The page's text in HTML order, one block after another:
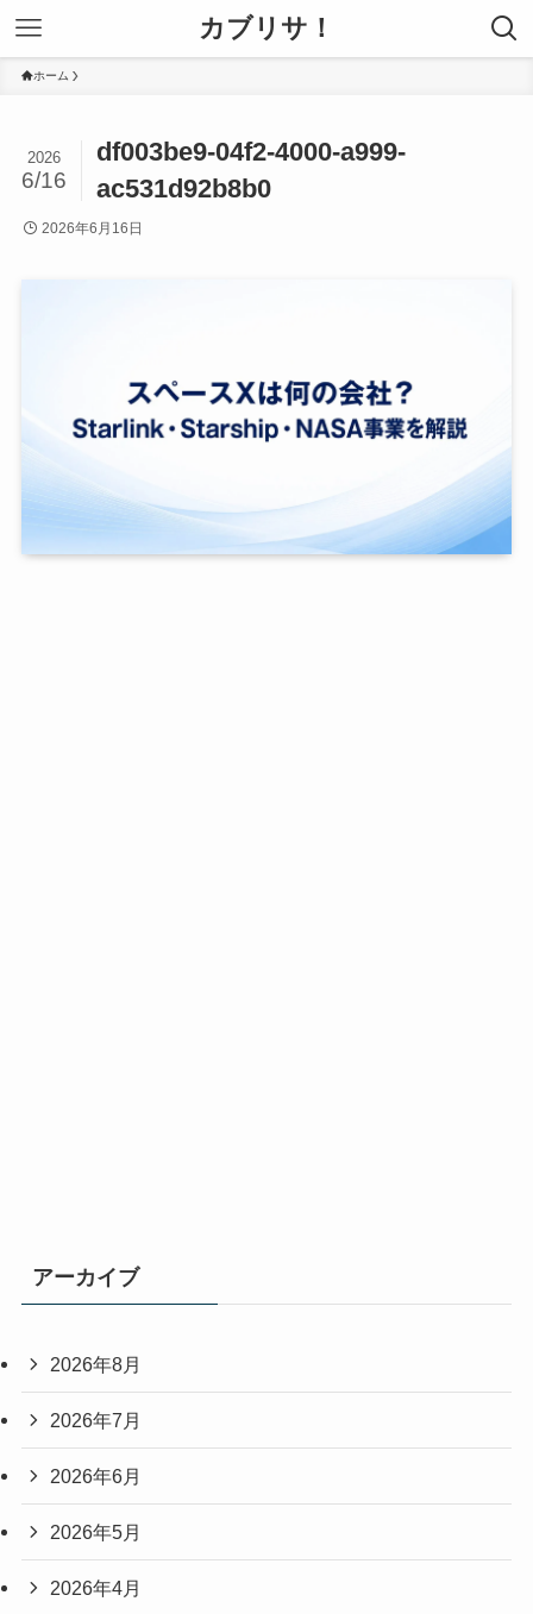
カブリサ！
ホーム
df003be9-04f2-4000-a999-
ac531d92b8b0
2026
6/16
2026年6月16日
アーカイブ
2026年8月
2026年7月
2026年6月
2026年5月
2026年4月